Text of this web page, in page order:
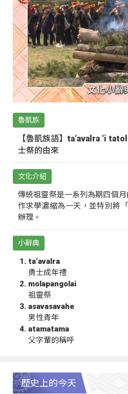
魯凱族
【魯凱族語】ta‘avalra ‘i
士祭的由來
文化介紹
傳統祖靈祭是一系列為期四個
作求學濃縮為一天，並特別將
辦理。
小辭典
ta‘avalra
勇士成年禮
molapangolai
祖靈祭
asavasavahe
男性青年
atamatama
父字輩的稱呼
歷史上的今天